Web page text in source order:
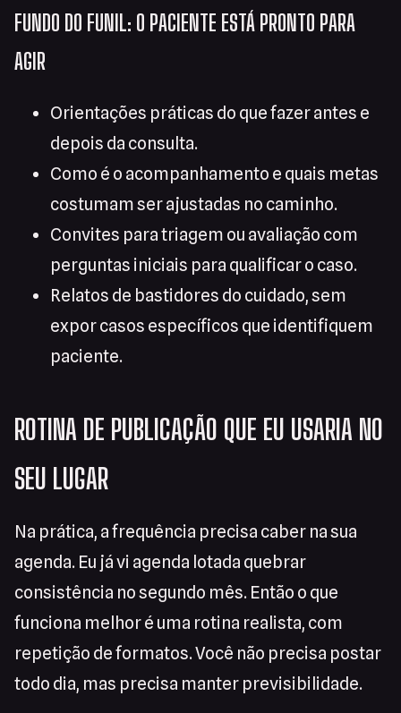
FUNDO DO FUNIL: O PACIENTE ESTÁ PRONTO PARA
AGIR
Orientações práticas do que fazer antes e
depois da consulta.
Como é o acompanhamento e quais metas
costumam ser ajustadas no caminho.
Convites para triagem ou avaliação com
perguntas iniciais para qualificar o caso.
Relatos de bastidores do cuidado, sem
expor casos específicos que identifiquem
paciente.
ROTINA DE PUBLICAÇÃO QUE EU USARIA NO
SEU LUGAR
Na prática, a frequência precisa caber na sua
agenda. Eu já vi agenda lotada quebrar
consistência no segundo mês. Então o que
funciona melhor é uma rotina realista, com
repetição de formatos. Você não precisa postar
todo dia, mas precisa manter previsibilidade.